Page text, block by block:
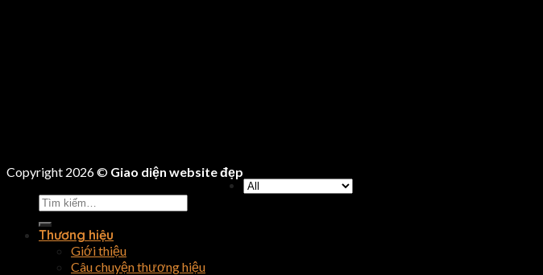
Copyright 2026 © Giao diện website đẹp
Tìm
kiếm:
Thương hiệu
Giới thiệu
Câu chuyện thương hiệu